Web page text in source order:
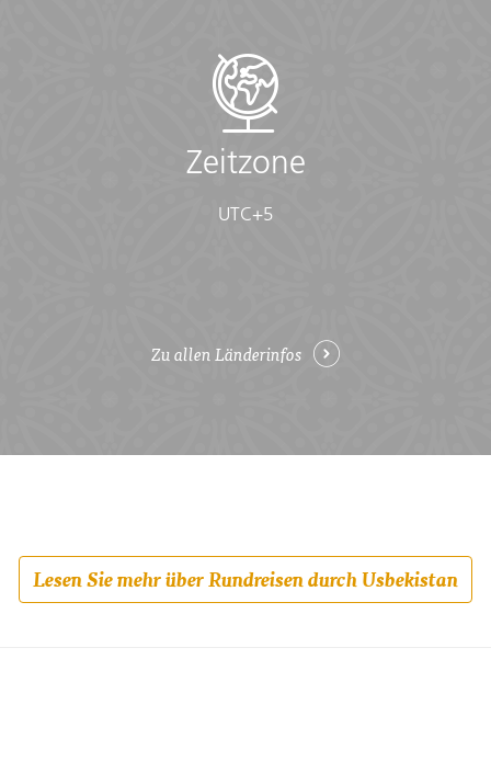
Zeitzone
UTC+5
Zu allen Länderinfos
Lesen Sie mehr über Rundreisen durch Usbekistan